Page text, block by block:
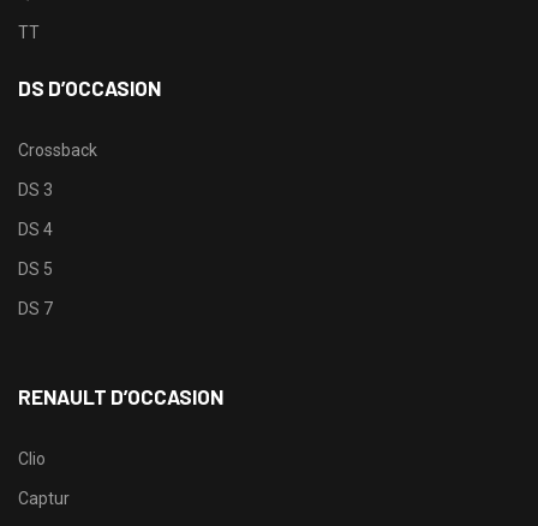
TT
DS D’OCCASION
Crossback
DS 3
DS 4
DS 5
DS 7
RENAULT D’OCCASION
Clio
Captur